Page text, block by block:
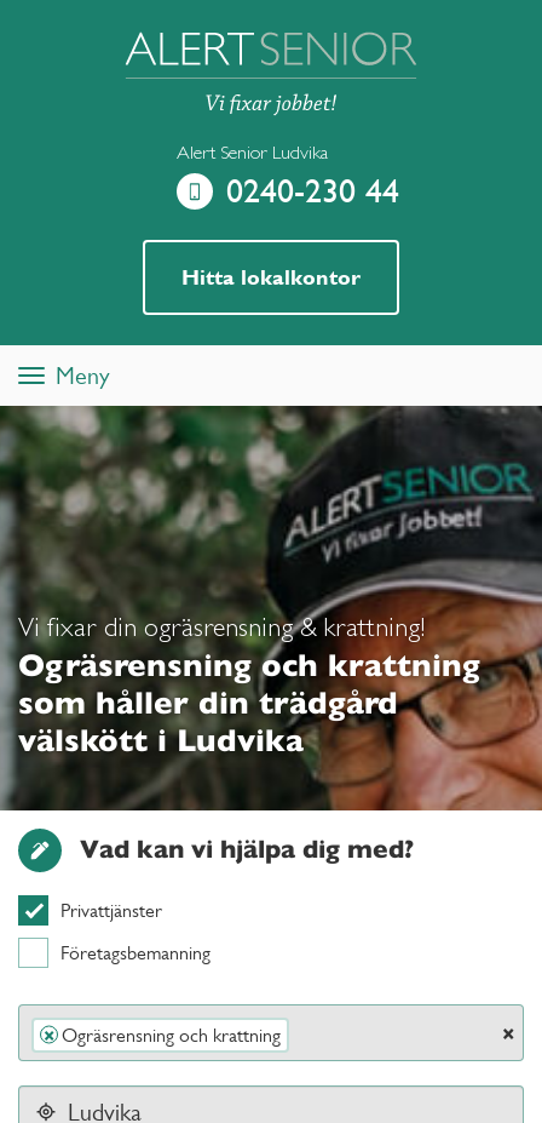
Alert Senior Ludvika
0240-230 44
Hitta lokalkontor
Toggle
navigation
Meny
Vi fixar din ogräsrensning & krattning!
Ogräsrensning och krattning
som håller din trädgård
välskött i Ludvika
Vad kan vi hjälpa dig med?
Privattjänster
Företagsbemanning
×
× Ogräsrensning och krattning